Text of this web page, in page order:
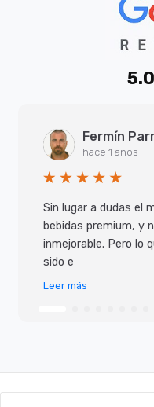
5.0
Fermín
hace 1 años
Sin lugar a dudas el
bebidas premium, y
inmejorable. Pero lo
sido e
Leer más